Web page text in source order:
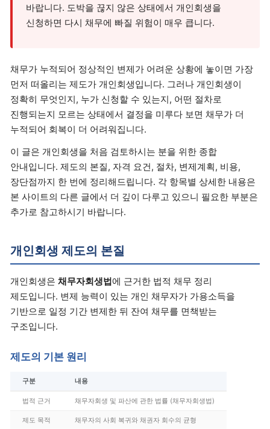
바랍니다. 도박을 끊지 않은 상태에서 개인회생을
신청하면 다시 채무에 빠질 위험이 매우 큽니다.
채무가 누적되어 정상적인 변제가 어려운 상황에 놓이면 가장
먼저 떠올리는 제도가 개인회생입니다. 그러나 개인회생이
정확히 무엇인지, 누가 신청할 수 있는지, 어떤 절차로
진행되는지 모르는 상태에서 결정을 미루다 보면 채무가 더
누적되어 회복이 더 어려워집니다.
이 글은 개인회생을 처음 검토하시는 분을 위한 종합
안내입니다. 제도의 본질, 자격 요건, 절차, 변제계획, 비용,
장단점까지 한 번에 정리해드립니다. 각 항목별 상세한 내용은
본 사이트의 다른 글에서 더 깊이 다루고 있으니 필요한 부분은
추가로 참고하시기 바랍니다.
개인회생 제도의 본질
개인회생은 채무자회생법에 근거한 법적 채무 정리
제도입니다. 변제 능력이 있는 개인 채무자가 가용소득을
기반으로 일정 기간 변제한 뒤 잔여 채무를 면책받는
구조입니다.
제도의 기본 원리
구분 내용
법적 근거 채무자회생 및 파산에 관한 법률 (채무자회생법)
제도 목적 채무자의 사회 복귀와 채권자 회수의 균형